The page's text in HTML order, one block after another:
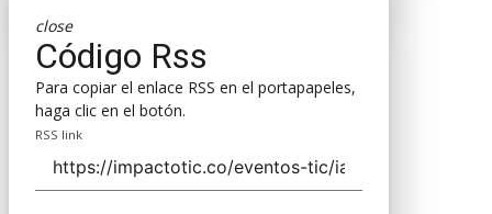
close
Código Rss
Para copiar el enlace RSS en el portapapeles,
haga clic en el botón.
RSS link